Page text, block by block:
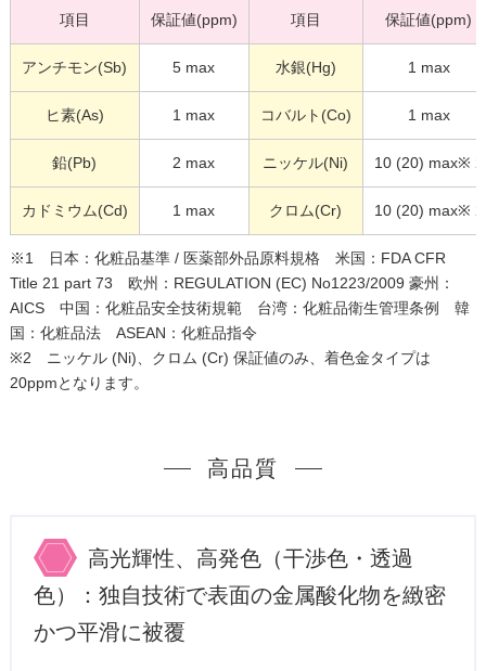
項目 保証値(ppm) 項目 保証値(ppm)
アンチモン(Sb) 5 max 水銀(Hg) 1 max
ヒ素(As) 1 max コバルト(Co) 1 max
鉛(Pb) 2 max ニッケル(Ni) 10 (20) max※ 2
カドミウム(Cd) 1 max クロム(Cr) 10 (20) max※ 2
※1 日本：化粧品基準 / 医薬部外品原料規格 米国：FDA CFR
Title 21 part 73 欧州：REGULATION (EC) No1223/2009 豪州：
AICS 中国：化粧品安全技術規範 台湾：化粧品衛生管理条例 韓
国：化粧品法 ASEAN：化粧品指令
※2 ニッケル (Ni)、クロム (Cr) 保証値のみ、着色金タイプは
20ppmとなります。
高品質
高光輝性、高発色（干渉色・透過
色）：独自技術で表面の金属酸化物を緻密
かつ平滑に被覆